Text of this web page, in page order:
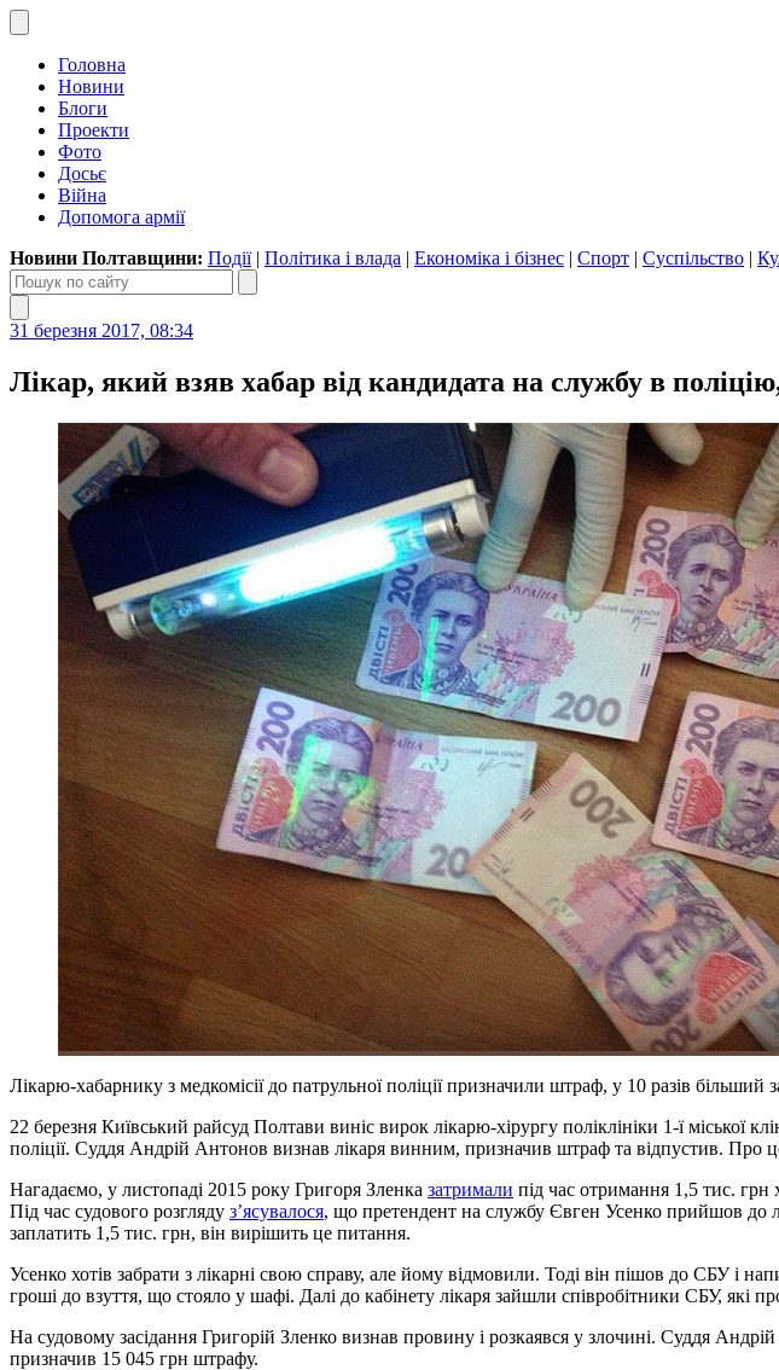
Головна
Новини
Блоги
Проекти
Фото
Досьє
Війна
Допомога армії
Новини Полтавщини: Події| Політика і влада | Економіка і бізнес | Спорт | Суспільство |
31 березня 2017, 08:34
Лікар, який взяв хабар від кандидата на службу в
Лікарю-хабарнику з медкомісії до патрульної поліції призначили штраф, у 10 разів більший
22 березня Київський райсуд Полтави виніс вирок лікарю-хірургу поліклініки 1-ї міської
поліції. Суддя Андрій Антонов визнав лікаря винним, призначив штраф та відпустив. Про
Нагадаємо, у листопаді 2015 року Григоря Зленка затримали під час отримання 1,5 тис. грн
Під час судового розгляду з’ясувалося, що претендент на службу Євген Усенко прийшов до
заплатить 1,5 тис. грн, він вирішить це питання.
Усенко хотів забрати з лікарні свою справу, але йому відмовили. Тоді він пішов до СБУ і
гроші до взуття, що стояло у шафі. Далі до кабінету лікаря зайшли співробітники СБУ, які
На судовому засідання Григорій Зленко визнав провину і розкаявся у злочині. Суддя
призначив 15 045 грн штрафу.